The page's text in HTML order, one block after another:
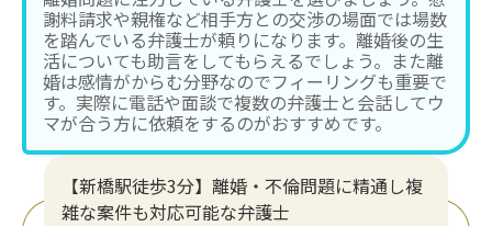
謝料請求や親権など相手方との交渉の場面では場数
を踏んでいる弁護士が頼りになります。離婚後の生
活についても助言をしてもらえるでしょう。また離
婚は感情がからむ分野なのでフィーリングも重要で
す。実際に電話や面談で複数の弁護士と会話してウ
マが合う方に依頼をするのがおすすめです。
【新橋駅徒歩3分】離婚・不倫問題に精通し複
雑な案件も対応可能な弁護士